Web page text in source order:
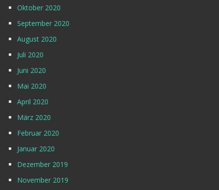
Oktober 2020
September 2020
August 2020
Juli 2020
Juni 2020
Mai 2020
April 2020
März 2020
Februar 2020
Januar 2020
Dezember 2019
November 2019